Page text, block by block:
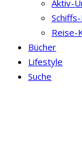
Aktiv-
Reise-
Bücher
Lifestyle
Suche